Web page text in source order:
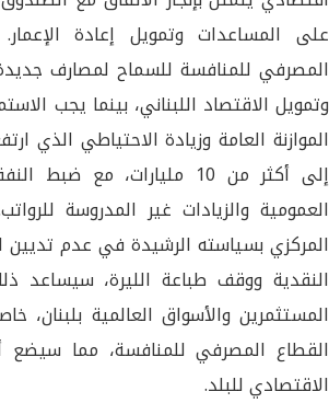
على المساعدات وتمويل إعادة
المصرفي للمنافسة للسماح لمصارف
وتمويل الاقتصاد اللبناني، بينما يجب
إلى أكثر من 10 مليارات، مع
العمومية والزيادات غير المدروسة
المركزي بسياسته الرشيدة في عدم تديين
النقدية ووقف طباعة الليرة، سيساعد
المستثمرين والأسواق العالمية بلبنان،
القطاع المصرفي للمنافسة، مما
الاقتصادي للبلد.